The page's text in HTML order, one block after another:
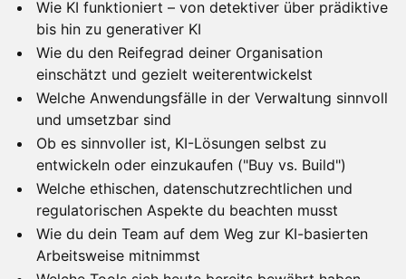
Wie KI funktioniert – von detektiver über prädiktive
bis hin zu generativer KI
Wie du den Reifegrad deiner Organisation
einschätzt und gezielt weiterentwickelst
Welche Anwendungsfälle in der Verwaltung sinnvoll
und umsetzbar sind
Ob es sinnvoller ist, KI-Lösungen selbst zu
entwickeln oder einzukaufen ("Buy vs. Build")
Welche ethischen, datenschutzrechtlichen und
regulatorischen Aspekte du beachten musst
Wie du dein Team auf dem Weg zur KI-basierten
Arbeitsweise mitnimmst